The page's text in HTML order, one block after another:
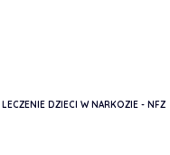
LECZENIE DZIECI W NARKOZIE - NFZ